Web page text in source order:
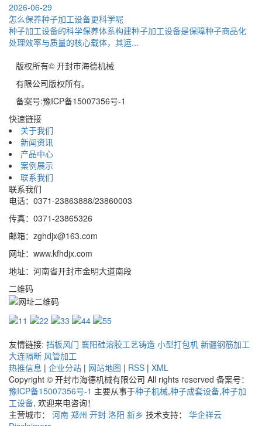
2026-06-29
怎么保养种子加工设备更科学呢
种子加工设备的科学保养体系构建种子加工设备是保障种子商品化
处理效率与质量的核心载体，其运...
版权所有© 开封市海德机械
有限公司版权所有。
备案号:豫ICP备15007356号-1
快速链接
关于我们
新闻资讯
产品中心
案例展示
联系我们
联系我们
电话：0371-23863888/23860003
传真：0371-23865326
邮箱：zghdjx@163.com
网址：www.kfhdjx.com
地址：河南省开封市金明大道南段
二维码
友情链接: 挡板风门 襄阳硅溶胶工艺铸造 小型打包机 新疆钢筋加工
大连隔断 风管加工
热推信息 | 企业分站 | 网站地图 | RSS | XML
Copyright © 开封市海德机械有限公司 All rights reserved 备案号：
豫ICP备15007356号-1 主要从事于种子机械,种子成套设备,种子加
工设备, 欢迎来电咨询！
主营城市： 河南 郑州 开封 洛阳 新乡 技术支持： 华企祥云